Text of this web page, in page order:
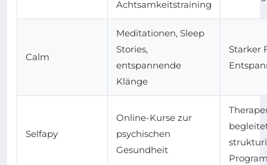
Achtsamkeitstraining
Calm
Meditationen, Sleep
Stories,
entspannende
Klänge
Starker
Selfapy
Online-Kurse zur
psychischen
Gesundheit